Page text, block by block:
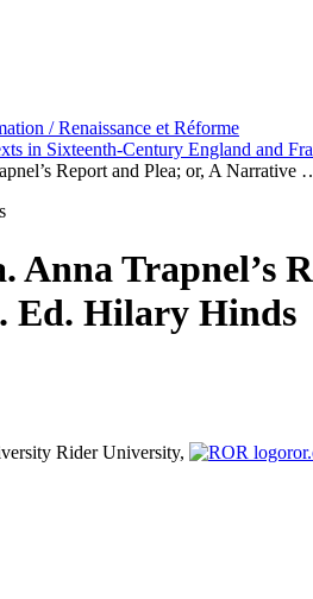
/ Renaissance et Réforme
in Sixteenth-Century England and
Report and Plea; or, A Narrative
Anna Trapnel’s
Ed. Hilary Hinds
Rider University,